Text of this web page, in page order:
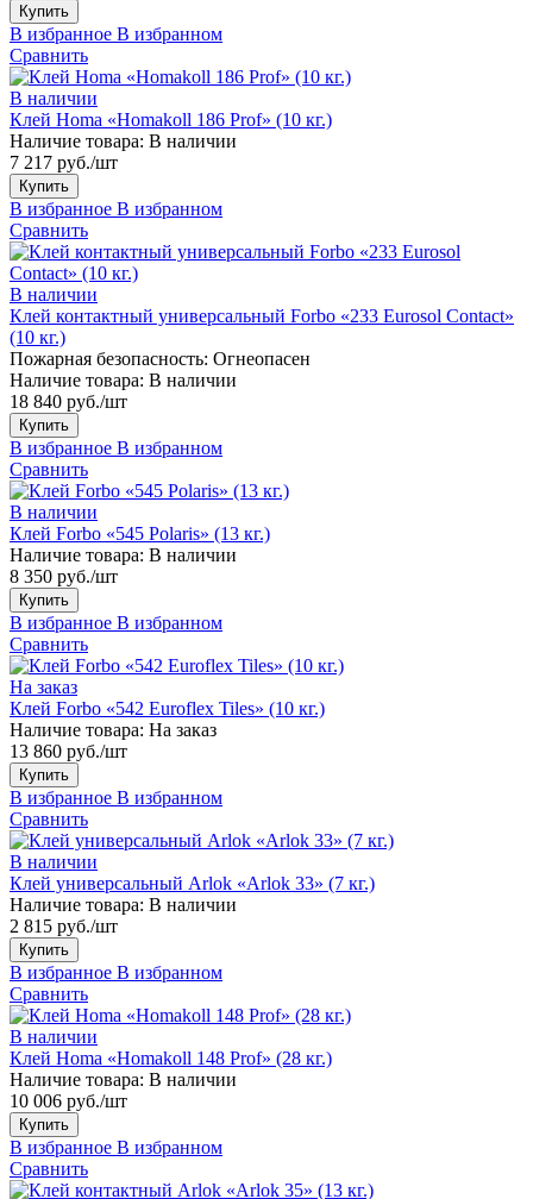
Купить
В избранное В избранном
Сравнить
В наличии
Клей Homa «Homakoll 186 Prof» (10 кг.)
Наличие товара: В наличии
7 217 руб./шт
Купить
В избранное В избранном
Сравнить
В наличии
Клей контактный универсальный Forbo «233 Eurosol Contact»
(10 кг.)
Пожарная безопасность: Огнеопасен
Наличие товара: В наличии
18 840 руб./шт
Купить
В избранное В избранном
Сравнить
В наличии
Клей Forbo «545 Polaris» (13 кг.)
Наличие товара: В наличии
8 350 руб./шт
Купить
В избранное В избранном
Сравнить
На заказ
Клей Forbo «542 Euroflex Tiles» (10 кг.)
Наличие товара: На заказ
13 860 руб./шт
Купить
В избранное В избранном
Сравнить
В наличии
Клей универсальный Arlok «Arlok 33» (7 кг.)
Наличие товара: В наличии
2 815 руб./шт
Купить
В избранное В избранном
Сравнить
В наличии
Клей Homa «Homakoll 148 Prof» (28 кг.)
Наличие товара: В наличии
10 006 руб./шт
Купить
В избранное В избранном
Сравнить